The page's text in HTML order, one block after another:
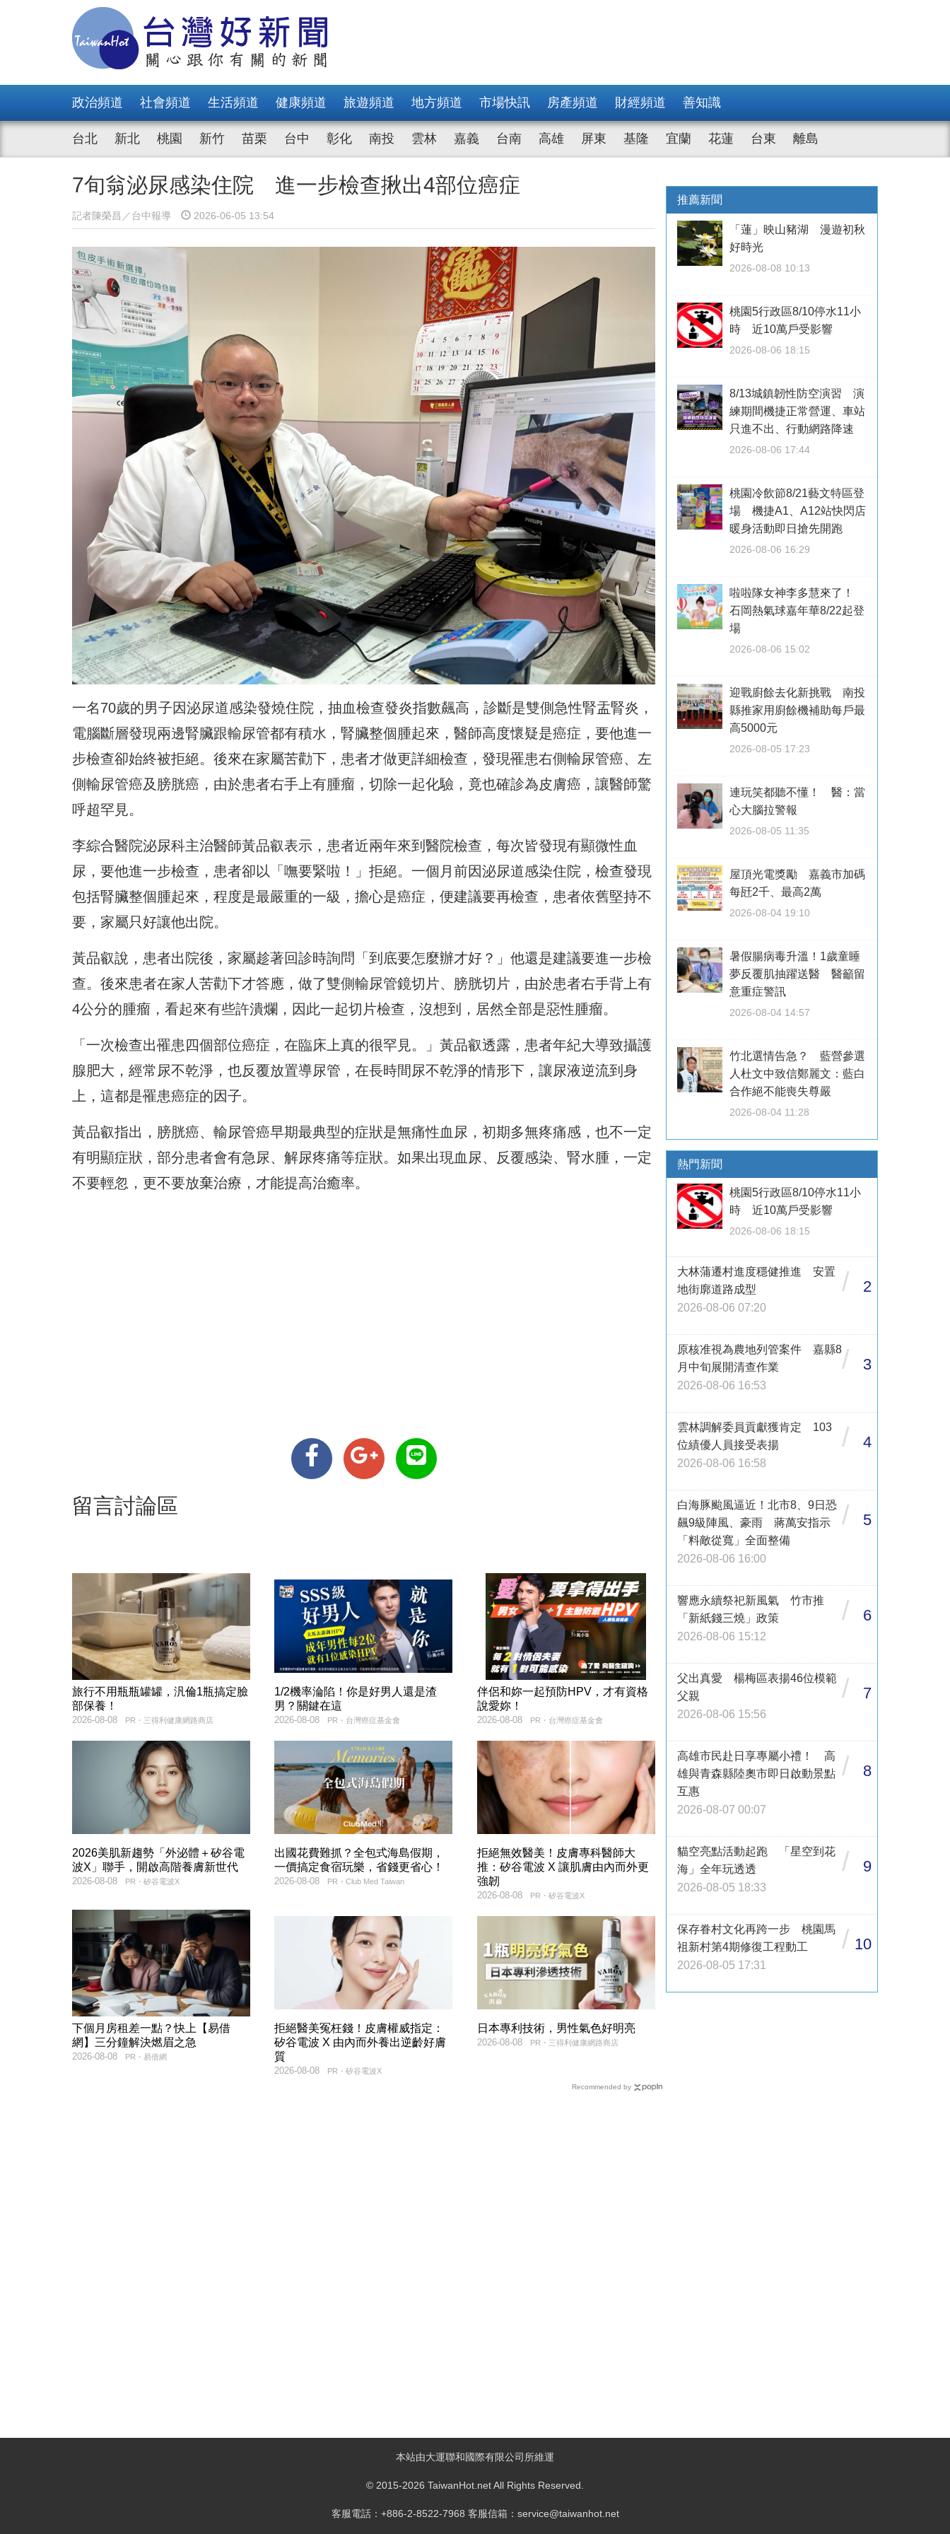
政治頻道 社會頻道 生活頻道 健康頻道 旅遊頻道 地方頻道 市場快訊 房產頻道 財經頻道 善知識
台北 新北 桃園 新竹 苗栗 台中 彰化 南投 雲林 嘉義 台南 高雄 屏東 基隆 宜蘭 花蓮 台東 離島
7旬翁泌尿感染住院 進一步檢查揪出4部位癌症
記者陳榮昌／台中報導 2026-06-05 13:54
一名70歲的男子因泌尿道感染發燒住院，抽血檢查發炎指數飆高，診斷是雙側急性腎盂腎炎，
電腦斷層發現兩邊腎臟跟輸尿管都有積水，腎臟整個腫起來，醫師高度懷疑是癌症，要他進一
步檢查卻始終被拒絕。後來在家屬苦勸下，患者才做更詳細檢查，發現罹患右側輸尿管癌、左
側輸尿管癌及膀胱癌，由於患者右手上有腫瘤，切除一起化驗，竟也確診為皮膚癌，讓醫師驚
呼超罕見。
李綜合醫院泌尿科主治醫師黃品叡表示，患者近兩年來到醫院檢查，每次皆發現有顯微性血
尿，要他進一步檢查，患者卻以「嘸要緊啦！」拒絕。一個月前因泌尿道感染住院，檢查發現
包括腎臟整個腫起來，程度是最嚴重的一級，擔心是癌症，便建議要再檢查，患者依舊堅持不
要，家屬只好讓他出院。
黃品叡說，患者出院後，家屬趁著回診時詢問「到底要怎麼辦才好？」他還是建議要進一步檢
查。後來患者在家人苦勸下才答應，做了雙側輸尿管鏡切片、膀胱切片，由於患者右手背上有
4公分的腫瘤，看起來有些許潰爛，因此一起切片檢查，沒想到，居然全部是惡性腫瘤。
「一次檢查出罹患四個部位癌症，在臨床上真的很罕見。」黃品叡透露，患者年紀大導致攝護
腺肥大，經常尿不乾淨，也反覆放置導尿管，在長時間尿不乾淨的情形下，讓尿液逆流到身
上，這都是罹患癌症的因子。
黃品叡指出，膀胱癌、輸尿管癌早期最典型的症狀是無痛性血尿，初期多無疼痛感，也不一定
有明顯症狀，部分患者會有急尿、解尿疼痛等症狀。如果出現血尿、反覆感染、腎水腫，一定
不要輕忽，更不要放棄治療，才能提高治癒率。
留言討論區
旅行不用瓶瓶罐罐，汎倫1瓶搞定臉
部保養！
PR・三得利健康網路商店
2026-08-08
1/2機率淪陷！你是好男人還是渣
男？關鍵在這
PR・台灣癌症基金會
2026-08-08
伴侶和妳一起預防HPV，才有資格
說愛妳！
PR・台灣癌症基金會
2026-08-08
2026美肌新趨勢「外泌體＋矽谷電
波X」聯手，開啟高階養膚新世代
PR・矽谷電波X
2026-08-08
出國花費難抓？全包式海島假期，
一價搞定食宿玩樂，省錢更省心！
PR・Club Med Taiwan
2026-08-08
拒絕無效醫美！皮膚專科醫師大
推：矽谷電波 X 讓肌膚由內而外更
強韌
PR・矽谷電波X
2026-08-08
下個月房租差一點？快上【易借
網】三分鐘解決燃眉之急
PR・易借網
2026-08-08
拒絕醫美冤枉錢！皮膚權威指定：
矽谷電波 X 由內而外養出逆齡好膚
質
PR・矽谷電波X
2026-08-08
日本專利技術，男性氣色好明亮
PR・三得利健康網路商店
2026-08-08
Recommended by
推薦新聞
「蓮」映山豬湖 漫遊初秋
好時光
2026-08-08 10:13
桃園5行政區8/10停水11小
時 近10萬戶受影響
2026-08-06 18:15
8/13城鎮韌性防空演習 演
練期間機捷正常營運、車站
只進不出、行動網路降速
2026-08-06 17:44
桃園冷飲節8/21藝文特區登
場 機捷A1、A12站快閃店
暖身活動即日搶先開跑
2026-08-06 16:29
啦啦隊女神李多慧來了！
石岡熱氣球嘉年華8/22起登
場
2026-08-06 15:02
迎戰廚餘去化新挑戰 南投
縣推家用廚餘機補助每戶最
高5000元
2026-08-05 17:23
連玩笑都聽不懂！ 醫：當
心大腦拉警報
2026-08-05 11:35
屋頂光電獎勵 嘉義市加碼
每瓩2千、最高2萬
2026-08-04 19:10
暑假腸病毒升溫！1歲童睡
夢反覆肌抽躍送醫 醫籲留
意重症警訊
2026-08-04 14:57
竹北選情告急？ 藍營參選
人杜文中致信鄭麗文：藍白
合作絕不能喪失尊嚴
2026-08-04 11:28
熱門新聞
桃園5行政區8/10停水11小
時 近10萬戶受影響
2026-08-06 18:15
大林蒲遷村進度穩健推進 安置
地街廓道路成型
2026-08-06 07:20
/ 2
原核准視為農地列管案件 嘉縣8
月中旬展開清查作業
2026-08-06 16:53
/ 3
雲林調解委員貢獻獲肯定 103
位績優人員接受表揚
2026-08-06 16:58
/ 4
白海豚颱風逼近！北市8、9日恐
飆9級陣風、豪雨 蔣萬安指示
「料敵從寬」全面整備
2026-08-06 16:00
/ 5
響應永續祭祀新風氣 竹市推
「新紙錢三燒」政策
2026-08-06 15:12
/ 6
父出真愛 楊梅區表揚46位模範
父親
2026-08-06 15:56
/ 7
高雄市民赴日享專屬小禮！ 高
雄與青森縣陸奧市即日啟動景點
互惠
2026-08-07 00:07
/ 8
貓空亮點活動起跑 「星空到花
海」全年玩透透
2026-08-05 18:33
/ 9
保存眷村文化再跨一步 桃園馬
祖新村第4期修復工程動工
2026-08-05 17:31
/ 10
本站由大運聯和國際有限公司所維運
© 2015-2026 TaiwanHot.net All Rights Reserved.
客服電話：+886-2-8522-7968 客服信箱：service@taiwanhot.net